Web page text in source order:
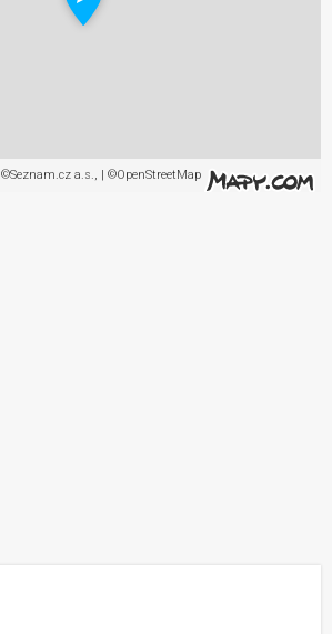
©Seznam.cz a.s., | ©OpenStreetMap